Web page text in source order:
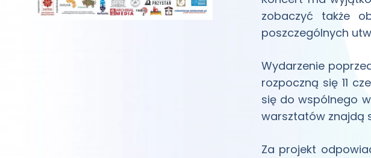
zobaczyć także
poszczególnych
Wydarzenie
rozpoczną się 11
się do wspólnego
warsztatów znajdą
Za projekt